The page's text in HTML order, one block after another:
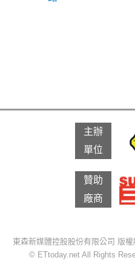
主辦
單位
贊助
廠商
東森新媒體控股股份有限公司 版
© ETtoday.netAll Rights